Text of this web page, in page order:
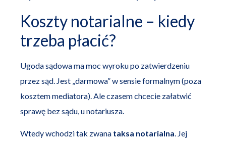
Koszty notarialne – kiedy
trzeba płacić?
Ugoda sądowa ma moc wyroku po zatwierdzeniu
przez sąd. Jest „darmowa” w sensie formalnym (poza
kosztem mediatora). Ale czasem chcecie załatwić
sprawę bez sądu, u notariusza.
Wtedy wchodzi tak zwana taksa notarialna. Jej